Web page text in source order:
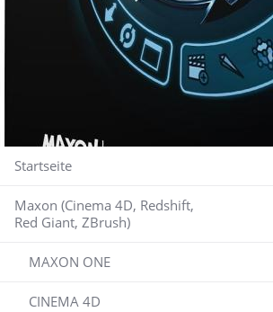
Startseite
Maxon (Cinema 4D, Redshift,
Red Giant, ZBrush)
MAXON ONE
CINEMA 4D